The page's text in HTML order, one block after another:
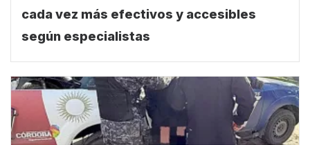
cada vez más efectivos y accesibles
según especialistas